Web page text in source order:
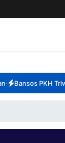
Bansos PKH